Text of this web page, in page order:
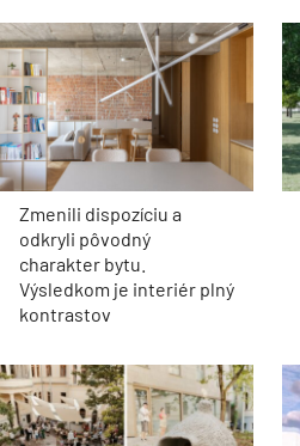
Zmenili dispozíciu a
odkryli pôvodný
charakter bytu.
Výsledkom je interiér plný
kontrastov